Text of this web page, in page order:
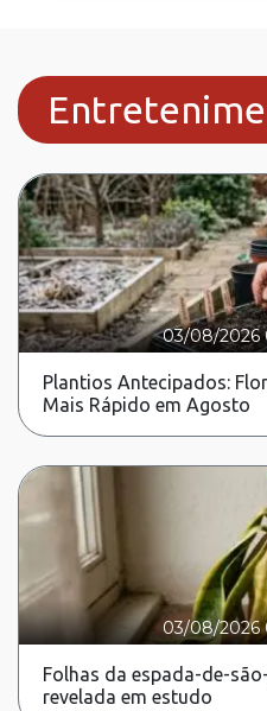
03/08/2026
Plantios Antecipados:
Mais Rápido em Agosto
03/08/2026
Folhas da espada-de-
revelada em estudo